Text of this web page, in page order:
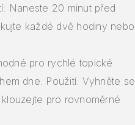
Naneste 20 minut před
každé dvě hodiny nebo
pro rychlé topické
dne. Použití: Vyhněte se
pro rovnoměrné